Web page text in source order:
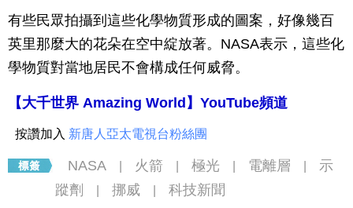
有些民眾拍攝到這些化學物質形成的圖案，好像幾百
英里那麼大的花朵在空中綻放著。NASA表示，這些化
學物質對當地居民不會構成任何威脅。
【大千世界 Amazing World】YouTube頻道
按讚加入 新唐人亞太電視台粉絲團
NASA 火箭 極光 電離層
示
蹤劑
挪威 科技新聞